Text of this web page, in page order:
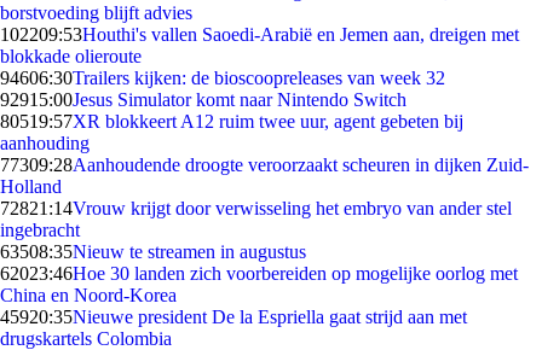
borstvoeding blijft advies
102209:53Houthi's vallen Saoedi-Arabië en Jemen aan, dreigen met
blokkade olieroute
94606:30Trailers kijken: de bioscoopreleases van week 32
92915:00Jesus Simulator komt naar Nintendo Switch
80519:57XR blokkeert A12 ruim twee uur, agent gebeten bij
aanhouding
77309:28Aanhoudende droogte veroorzaakt scheuren in dijken Zuid-
Holland
72821:14Vrouw krijgt door verwisseling het embryo van ander stel
ingebracht
63508:35Nieuw te streamen in augustus
62023:46Hoe 30 landen zich voorbereiden op mogelijke oorlog met
China en Noord-Korea
45920:35Nieuwe president De la Espriella gaat strijd aan met
drugskartels Colombia